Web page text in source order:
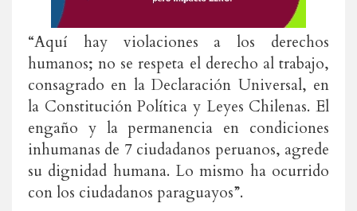
“Aquí hay violaciones a los derechos
humanos; no se respeta el derecho al trabajo,
consagrado en la Declaración Universal, en
la Constitución Política y Leyes Chilenas. El
engaño y la permanencia en condiciones
inhumanas de 7 ciudadanos peruanos, agrede
su dignidad humana. Lo mismo ha ocurrido
con los ciudadanos paraguayos”.